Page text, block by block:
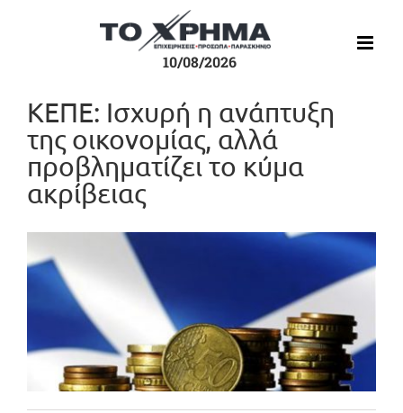
10/08/2026
ΚΕΠΕ: Ισχυρή η ανάπτυξη
της οικονομίας, αλλά
προβληματίζει το κύμα
ακρίβειας
μεγαλύτερης
εικόνας